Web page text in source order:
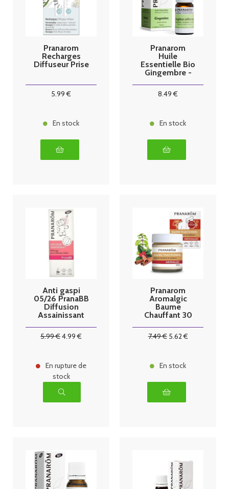
Pranarom
Recharges
Diffuseur Prise
5.99 €
En stock
Pranarom
Huile
Essentielle Bio
Gingembre -
8.49 €
En stock
Anti gaspi
05/26 PranaBB
Diffusion
Assainissant
Bébé Bio 10 ml
5.99€4.99 €
En rupture de
stock
Pranarom
Aromalgic
Baume
Chauffant 30
7.49€ 5.62€
En stock